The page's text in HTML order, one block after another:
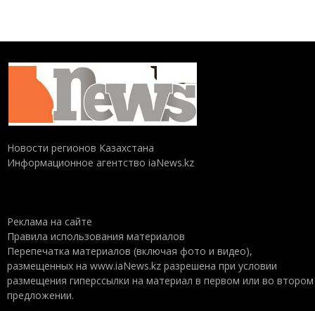
Новости регионов Казахстана
Информационное агентство iaNews.kz
Реклама на сайте
Правила использования материалов
Перепечатка материалов (включая фото и видео),
размещенных на www.iaNews.kz разрешена при условии
размещения гиперссылки на материал в первом или во втором
предложении.